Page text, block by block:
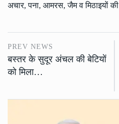
अचार, पना, आमरस, जैम व मिठाइयों की
PREV NEWS
बस्तर के सुदूर अंचल की बेटियों
को मिला…